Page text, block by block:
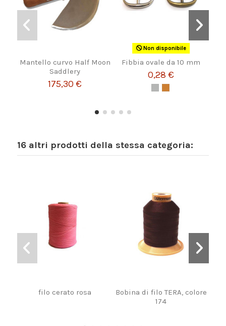
Mantello curvo Half Moon
Saddlery
175,30 €
Non disponibile
Fibbia ovale da 10 mm
0,28 €
16 altri prodotti della stessa categoria:
filo cerato rosa
Bobina di filo TERA, colore
174